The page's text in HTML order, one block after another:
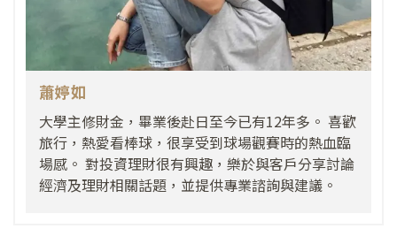
蕭婷如
大學主修財金，畢業後赴日至今已有12年多。 喜歡
旅行，熱愛看棒球，很享受到球場觀賽時的熱血臨
場感。 對投資理財很有興趣，樂於與客戶分享討論
經濟及理財相關話題，並提供專業諮詢與建議。